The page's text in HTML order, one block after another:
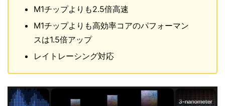
M1チップよりも2.5倍高速
M1チップよりも高効率コアのパフォーマン
スは1.5倍アップ
レイトレーシング対応